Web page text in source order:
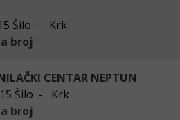
Šilo - Krk
broj
CENTAR NEPTUN
Šilo - Krk
broj